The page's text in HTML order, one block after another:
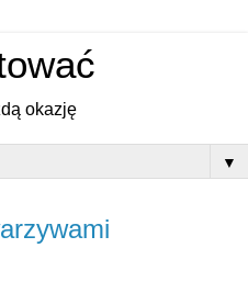
okazję
▼